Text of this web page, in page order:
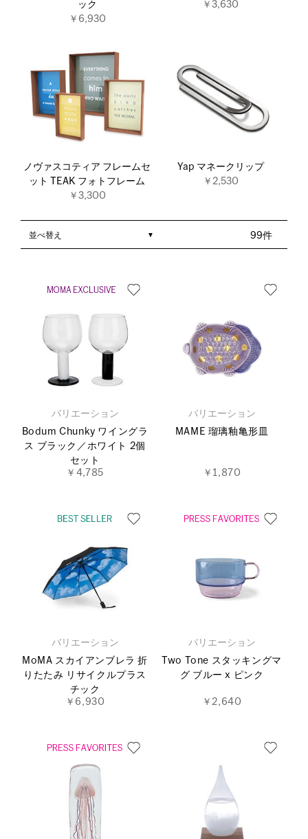
ック
￥6,930
￥3,630
ノヴァスコティア フレームセ
ット TEAK フォトフレーム
￥3,300
Yap マネークリップ
￥2,530
99件
並べ替え
バリエーション
Bodum Chunky ワイングラ
ス ブラック／ホワイト 2個
セット
￥4,785
バリエーション
MAME 瑠璃釉亀形皿
￥1,870
バリエーション
MoMA スカイアンブレラ 折
りたたみ リサイクルプラス
チック
￥6,930
バリエーション
Two Tone スタッキングマ
グ ブルー x ピンク
￥2,640